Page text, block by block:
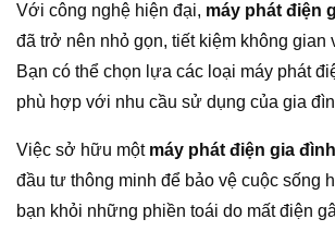
Với công nghệ hiện đại, máy phát điện
đã trở nên nhỏ gọn, tiết kiệm không gian
Bạn có thể chọn lựa các loại máy phát
phù hợp với nhu cầu sử dụng của gia
Việc sở hữu một máy phát điện gia đình
đầu tư thông minh để bảo vệ cuộc sống
bạn khỏi những phiền toái do mất điện